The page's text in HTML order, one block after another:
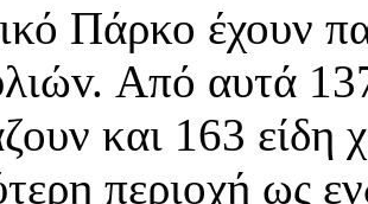
Πάρκο έχουν
Από αυτά
και 163
περιοχή ως